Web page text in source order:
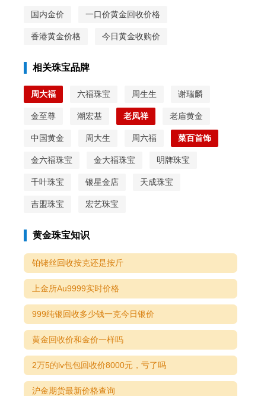
国内金价 一口价黄金回收价格
香港黄金价格 今日黄金收购价
相关珠宝品牌
周大福 六福珠宝 周生生 谢瑞麟
金至尊 潮宏基 老凤祥 老庙黄金
中国黄金 周大生 周六福 菜百首饰
金六福珠宝 金大福珠宝 明牌珠宝
千叶珠宝 银星金店 天成珠宝
吉盟珠宝 宏艺珠宝
黄金珠宝知识
铂铑丝回收按克还是按斤
上金所Au9999实时价格
999纯银回收多少钱一克今日银价
黄金回收价和金价一样吗
2万5的lv包包回收价8000元，亏了吗
沪金期货最新价格查询